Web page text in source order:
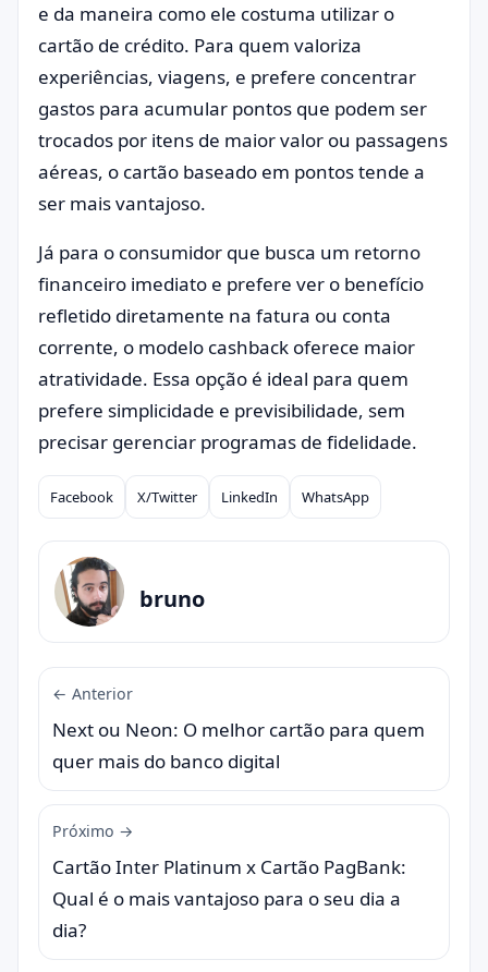
e da maneira como ele costuma utilizar o
cartão de crédito. Para quem valoriza
experiências, viagens, e prefere concentrar
gastos para acumular pontos que podem ser
trocados por itens de maior valor ou passagens
aéreas, o cartão baseado em pontos tende a
ser mais vantajoso.
Já para o consumidor que busca um retorno
financeiro imediato e prefere ver o benefício
refletido diretamente na fatura ou conta
corrente, o modelo cashback oferece maior
atratividade. Essa opção é ideal para quem
prefere simplicidade e previsibilidade, sem
precisar gerenciar programas de fidelidade.
Compartilhar
Facebook X/Twitter LinkedIn WhatsApp
bruno
← Anterior
Next ou Neon: O melhor cartão para quem
quer mais do banco digital
Próximo →
Cartão Inter Platinum x Cartão PagBank:
Qual é o mais vantajoso para o seu dia a
dia?